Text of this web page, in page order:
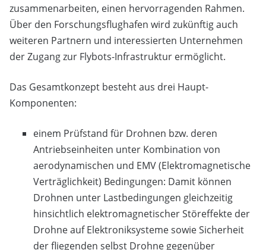
zusammenarbeiten, einen hervorragenden Rahmen.
Über den Forschungsflughafen wird zukünftig auch
weiteren Partnern und interessierten Unternehmen
der Zugang zur Flybots-Infrastruktur ermöglicht.
Das Gesamtkonzept besteht aus drei Haupt-
Komponenten:
einem Prüfstand für Drohnen bzw. deren
Antriebseinheiten unter Kombination von
aerodynamischen und EMV (Elektromagnetische
Verträglichkeit) Bedingungen: Damit können
Drohnen unter Lastbedingungen gleichzeitig
hinsichtlich elektromagnetischer Störeffekte der
Drohne auf Elektroniksysteme sowie Sicherheit
der fliegenden selbst Drohne gegenüber